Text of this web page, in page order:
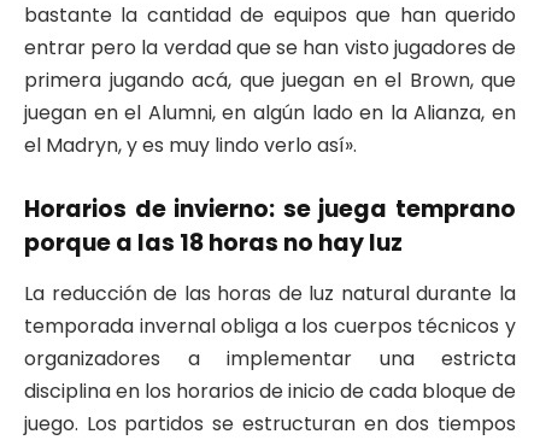
bastante la cantidad de equipos que han querido
entrar pero la verdad que se han visto jugadores de
primera jugando acá, que juegan en el Brown, que
juegan en el Alumni, en algún lado en la Alianza, en
el Madryn, y es muy lindo verlo así».
Horarios de invierno: se juega temprano
porque a las 18 horas no hay luz
La reducción de las horas de luz natural durante la
temporada invernal obliga a los cuerpos técnicos y
organizadores a implementar una estricta
disciplina en los horarios de inicio de cada bloque de
juego. Los partidos se estructuran en dos tiempos